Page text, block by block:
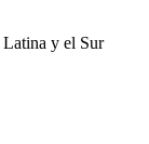
y el Sur